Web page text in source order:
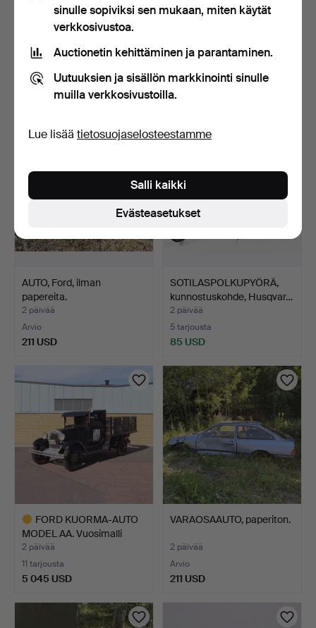
VILJAKASTE, Herborg.
2 päivää
VINTAGE CASTROL
-ÖLJYPURKKI JA MUITA
ESINE…
2 päivää
Arvio
AUTO, Ford, ilman
papereita.
2 päivää
Arvio
211 USD
SOTILASPOLKUPYÖRÄ,
kunnostuskohde, Husqvar…
2 päivää
5 tarjousta
85 USD
FORD KUORMA-AUTO
MODEL AA. Vuosimalli
1930…
2 päivää
11 tarjousta
5 045 USD
VARAOSAAUTO, paperiton.
2 päivää
Arvio
211 USD
sinulle sopiviksi sen mukaan, miten käytät
verkkosivustoa.
Auctionetin kehittäminen ja parantaminen.
Uutuuksien ja sisällön markkinointi sinulle
muilla verkkosivustoilla.
Lue lisää tietosuojaselosteestamme
Evästeasetukset
Salli kaikki